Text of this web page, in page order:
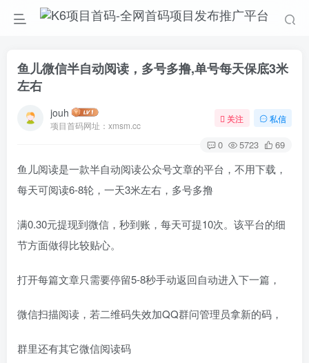
鱼儿微信半自动阅读，多号多撸,单号每天保底3米
左右
jouh
项目首码网址：xmsm.cc
关注 私信
0 5723 69
鱼儿阅读是一款半自动阅读公众号文章的平台，不用下载，
每天可阅读6-8轮，一天3米左右，多号多撸
满0.30元提现到微信，秒到账，每天可提10次。该平台的细
节方面做得比较贴心。
打开每篇文章只需要停留5-8秒手动返回自动进入下一篇，
微信扫描阅读，若二维码失效加QQ群问管理员拿新的码，
群里还有其它微信阅读码